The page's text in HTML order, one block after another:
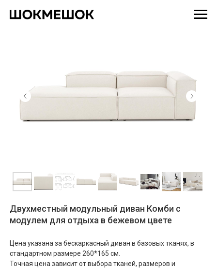
Двухместный модульный диван Комби с
модулем для отдыха в бежевом цвете
Цена указана за бескаркасный диван в базовых тканях, в
стандартном размере 260*165 см.
Точная цена зависит от выбора тканей, размеров и